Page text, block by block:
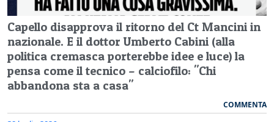
Capello disapprova il ritorno del Ct Mancini in
nazionale. E il dottor Umberto Cabini (alla
politica cremasca porterebbe idee e luce) la
pensa come il tecnico – calciofilo: "Chi
abbandona sta a casa"
COMMENTA